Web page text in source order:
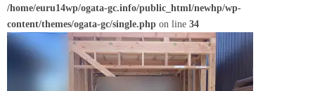
/home/euru14wp/ogata-gc.info/public_html/newhp/wp-
content/themes/ogata-gc/single.php on line 34